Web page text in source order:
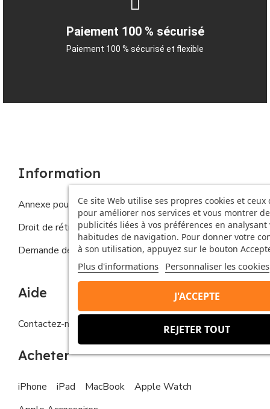
Paiement 100 % sécurisé
Paiement 100 % sécurisé et flexible
Ce site Web utilise ses propres cookies et ceux
pour améliorer nos services et vous montrer
publicités liées à vos préférences en analysant
habitudes de navigation. Pour donner votre
à son utilisation, appuyez sur le bouton
Plus d'informations Personnaliser les cookies
REJETER TOUT
J'ACCEPTE
Information
Annexe pour les produits personnalisés
Droit de rétractation
Demande de droits de la personne concernée
Aide
Contactez-nous
Acheter
iPhone iPad MacBook
Apple Watch